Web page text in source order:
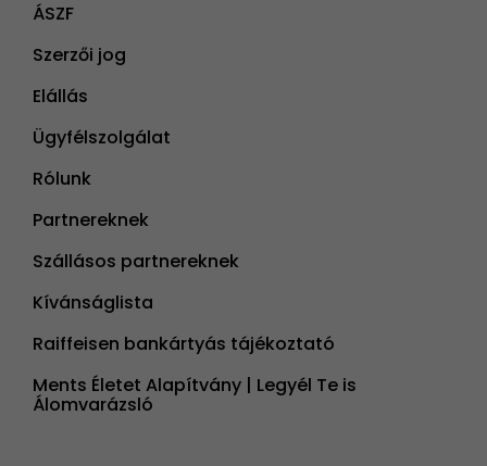
ÁSZF
Szerzői jog
Elállás
Ügyfélszolgálat
Rólunk
Partnereknek
Szállásos partnereknek
Kívánságlista
Raiffeisen bankártyás tájékoztató
Ments Életet Alapítvány | Legyél Te is
Álomvarázsló